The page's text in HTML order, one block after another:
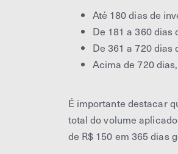
Até 180 dias de
De 181 a 360 dias
De 361 a 720 dias
Acima de 720
É importante destacar
total do volume
de R$ 150 em 365 dias